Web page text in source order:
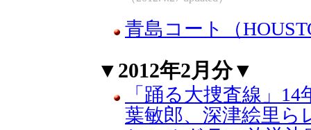
青島コート（
▼2012年2月分▼
「踊る大捜査線」
葉敏郎、深津絵里